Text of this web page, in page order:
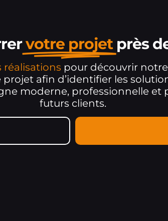
votre projet près
réalisations pour découvrir
afin d’identifier les
moderne, professionnelle
futurs clients.